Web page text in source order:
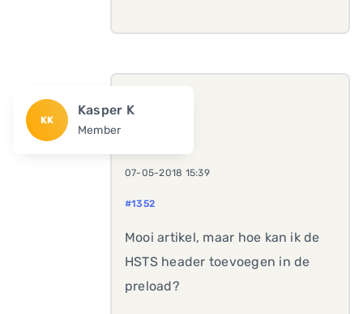
KK
Kasper K
Member
07-05-2018 15:39
#1352
Mooi artikel, maar hoe kan ik de
HSTS header toevoegen in de
preload?